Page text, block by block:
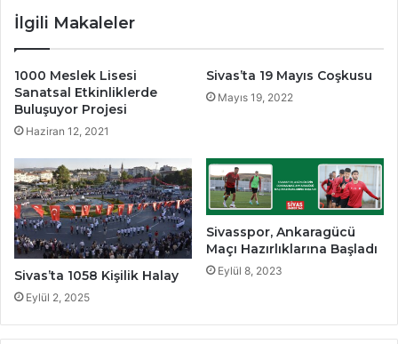
İlgili Makaleler
1000 Meslek Lisesi
Sanatsal Etkinliklerde
Buluşuyor Projesi
Haziran 12, 2021
Sivas’ta 19 Mayıs Coşkusu
Mayıs 19, 2022
Sivas’ta 1058 Kişilik Halay
Eylül 2, 2025
Sivasspor, Ankaragücü
Maçı Hazırlıklarına Başladı
Eylül 8, 2023